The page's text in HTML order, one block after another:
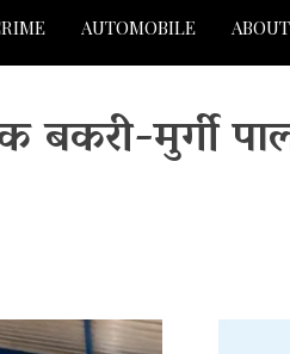
AUTOMOBILE
बकरी-मुर्गी